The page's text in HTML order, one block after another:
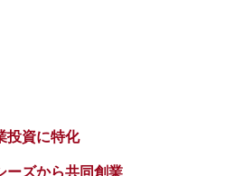
投資に特化
ーズから共同創業